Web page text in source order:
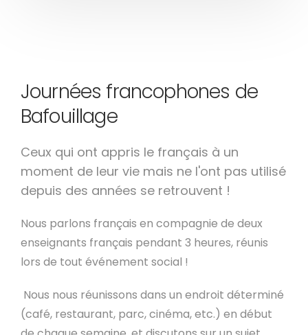
Journées francophones de
Bafouillage
Ceux qui ont appris le français à un
moment de leur vie mais ne l'ont pas utilisé
depuis des années se retrouvent !
Nous parlons français en compagnie de deux
enseignants français pendant 3 heures, réunis
lors de tout événement social !
Nous nous réunissons dans un endroit déterminé
(café, restaurant, parc, cinéma, etc.) en début